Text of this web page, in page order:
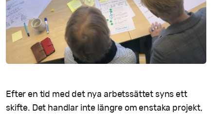
Efter en tid med det nya arbetssättet syns ett
skifte. Det handlar inte längre om enstaka projekt,